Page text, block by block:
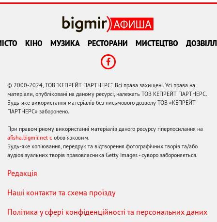
КІНО МУЗИКА РЕСТОРАНИ МИСТЕЦТВО
© 2000-2024, ТОВ "КЕПРЕЙТ ПАРТНЕРС". Всі права захищені. Усі права на
матеріали, опубліковані на даному ресурсі, належать ТОВ КЕПРЕЙТ ПАРТНЕРС.
Будь-яке використання матеріалів без письмового дозволу ТОВ «КЕПРЕЙТ
ПАРТНЕРС» заборонено.
При правомірному використанні матеріалів даного ресурсу гіперпосилання на
afisha.bigmir.net є обов'язковим.
Будь-яке копіювання, передрук та відтворення фотографічних творів та/або
аудіовізуальних творів правовласника Getty Images - суворо забороняється.
Редакція
Наші контакти та схема проїзду
Політика у сфері конфіденційності та персональних даних